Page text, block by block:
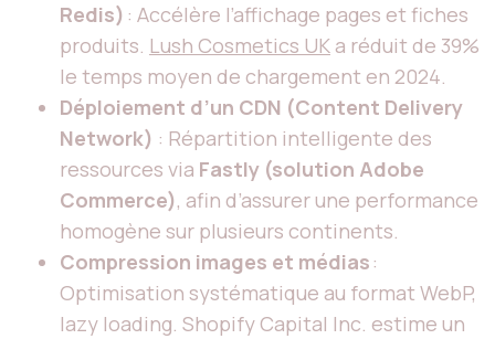
Redis) : Accélère l’affichage pages et fiches
produits. Lush Cosmetics UK a réduit de 39%
le temps moyen de chargement en 2024.
Déploiement d’un CDN (Content Delivery
Network) : Répartition intelligente des
ressources via Fastly (solution Adobe
Commerce), afin d’assurer une performance
homogène sur plusieurs continents.
Compression images et médias:
Optimisation systématique au format WebP,
lazy loading. Shopify Capital Inc. estime un